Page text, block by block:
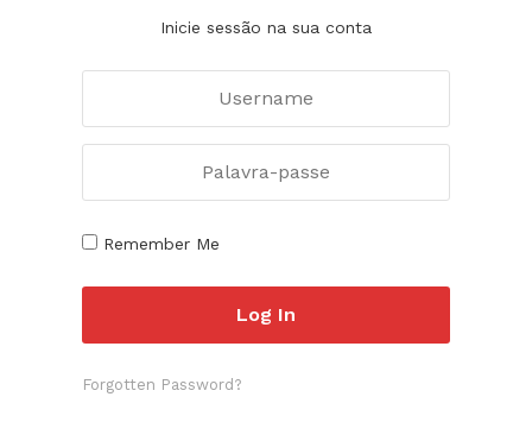
Inicie sessão na sua conta
Remember Me
Forgotten Password?